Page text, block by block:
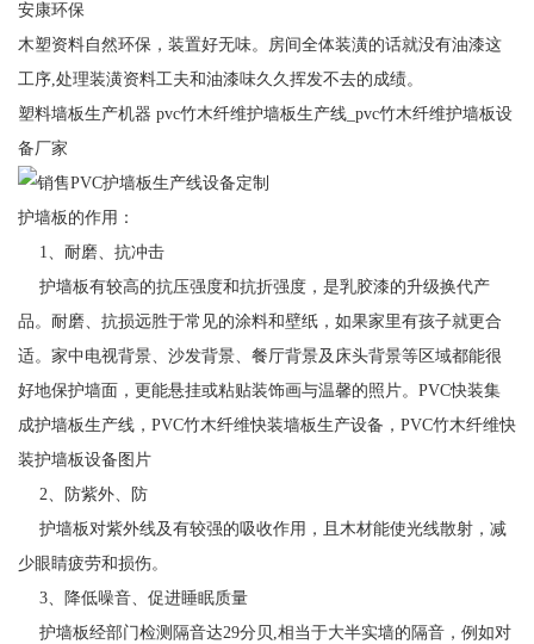
安康环保
木塑资料自然环保，装置好无味。房间全体装潢的话就没有油漆这
工序,处理装潢资料工夫和油漆味久久挥发不去的成绩。
塑料墙板生产机器 pvc竹木纤维护墙板生产线_pvc竹木纤维护墙板设
备厂家
护墙板的作用：
1、耐磨、抗冲击
护墙板有较高的抗压强度和抗折强度，是乳胶漆的升级换代产
品。耐磨、抗损远胜于常见的涂料和壁纸，如果家里有孩子就更合
适。家中电视背景、沙发背景、餐厅背景及床头背景等区域都能很
好地保护墙面，更能悬挂或粘贴装饰画与温馨的照片。PVC快装集
成护墙板生产线，PVC竹木纤维快装墙板生产设备，PVC竹木纤维快
装护墙板设备图片
2、防紫外、防
护墙板对紫外线及有较强的吸收作用，且木材能使光线散射，减
少眼睛疲劳和损伤。
3、降低噪音、促进睡眠质量
护墙板经部门检测隔音达29分贝,相当于大半实墙的隔音，例如对